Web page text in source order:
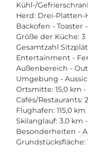
Kühl-/
Herd: Drei-Platten-
Backofen - Toaster
Größe der Küche: 3
Gesamtzahl
Entertainment -
Außenbereich -
Umgebung -
Ortsmitte: 15,0 km
Cafés/Restaurants:
Flughafen: 115,0
Skilanglauf: 3,0 km
Besonderheiten -
Grundstücksfläche: